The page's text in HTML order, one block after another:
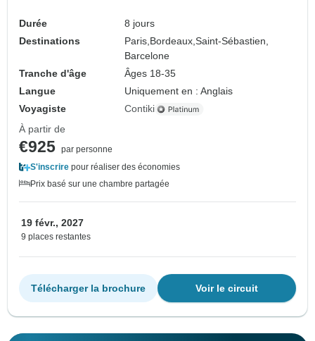
Durée
8 jours
Destinations
Paris, Bordeaux,Saint-Sébastien,
Barcelone
Tranche d'âge
Âges 18-35
Langue
Uniquement en : Anglais
Voyagiste
Contiki
À partir de
€925 par personne
S'inscrire pour réaliser des économies
Prix basé sur une chambre partagée
19 févr., 2027
9 places restantes
Voir le circuit
Télécharger la brochure